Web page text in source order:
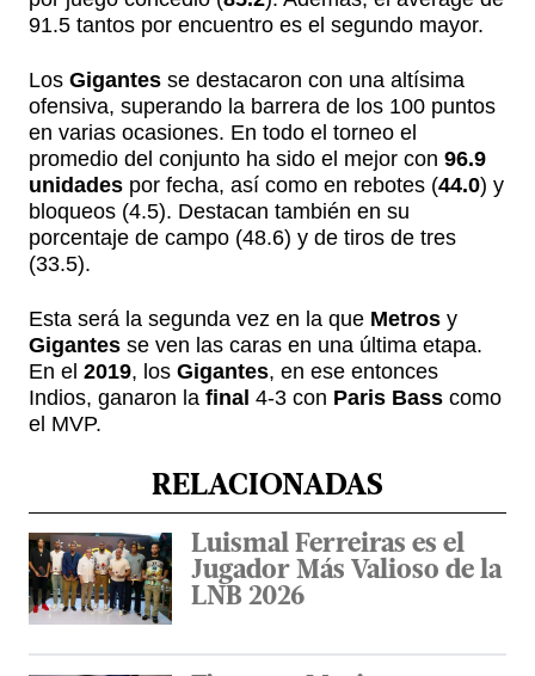
91.5 tantos por encuentro es el segundo mayor.
Los Gigantes se destacaron con una altísima
ofensiva, superando la barrera de los 100 puntos
en varias ocasiones. En todo el torneo el
promedio del conjunto ha sido el mejor con 96.9
unidades por fecha, así como en rebotes (44.0) y
bloqueos (4.5). Destacan también en su
porcentaje de campo (48.6) y de tiros de tres
(33.5).
Esta será la segunda vez en la que Metros y
Gigantes se ven las caras en una última etapa.
En el 2019, los Gigantes, en ese entonces
Indios, ganaron la final 4-3 con Paris Bass como
el MVP.
RELACIONADAS
Luismal Ferreiras es el
Jugador Más Valioso de la
LNB 2026